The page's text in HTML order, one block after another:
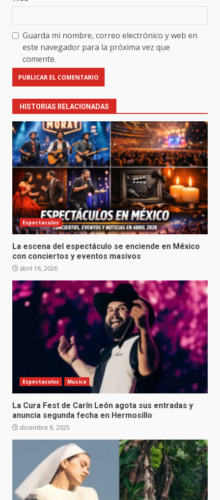
Guarda mi nombre, correo electrónico y web en
este navegador para la próxima vez que
comente.
HISTORIAS RELACIONADAS
Espectaculos
La escena del espectáculo se enciende en México
con conciertos y eventos masivos
abril 16, 2026
Espectaculos Musica
La Cura Fest de Carín León agota sus entradas y
anuncia segunda fecha en Hermosillo
diciembre 8, 2025